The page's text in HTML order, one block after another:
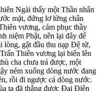
Ngài thấy một Thần nhân
mặt, đứng lơ lửng chân
vương, cảm phục thầy
niệm Phật, nên lại đây để
lòng, gật đầu thu nạp Đệ tử,
Thiên vương lại biến lên
cha chưa trả được, một
ném xuống dòng nước đang
rồi đi ngược cả dòng nước.
ta đã thắng được Đại Điên